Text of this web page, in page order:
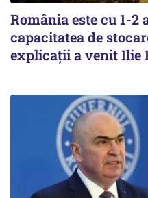
România este cu 1-
capacitatea de
explicații a venit Ilie